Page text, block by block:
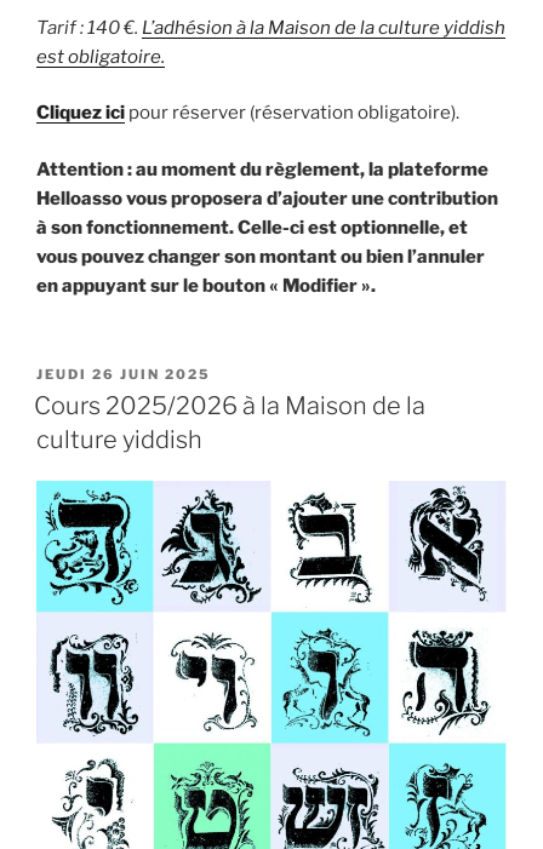
Tarif : 140 €. L’adhésion à la Maison de la culture yiddish
est obligatoire.
Cliquez ici pour réserver (réservation obligatoire).
Attention : au moment du règlement, la plateforme
Helloasso vous proposera d’ajouter une contribution
à son fonctionnement. Celle-ci est optionnelle, et
vous pouvez changer son montant ou bien l’annuler
en appuyant sur le bouton « Modifier ».
PUBLIÉ
LE
JEUDI 26 JUIN 2025
Cours 2025/2026 à la Maison de la
culture yiddish